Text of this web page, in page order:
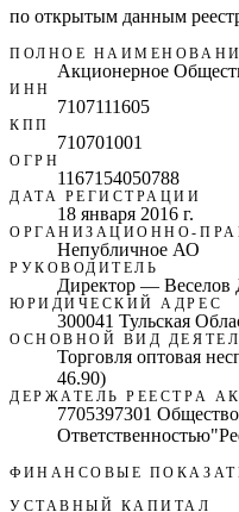
по открытым данным
ПОЛНОЕ
Акционерное
ИНН
7107111605
КПП
710701001
ОГРН
1167154050788
ДАТА РЕГИСТРАЦИИ
18 января 2016 г.
ОРГАНИЗАЦИОННО-
Непубличное АО
РУКОВОДИТЕЛЬ
Директор — Веселов
ЮРИДИЧЕСКИЙ АДРЕС
300041 Тульская
ОСНОВНОЙ ВИД
Торговля оптовая
46.90)
ДЕРЖАТЕЛЬ РЕЕСТРА
7705397301
ФИНАНСОВЫЕ
УСТАВНЫЙ КАПИТАЛ